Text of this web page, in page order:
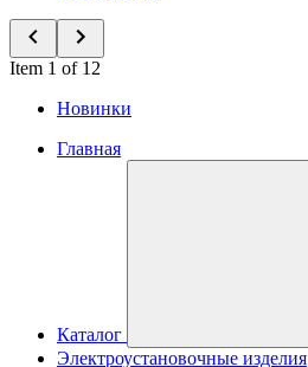
Item 1 of 12
Новинки
Главная
Каталог
Электроустановочные изделия